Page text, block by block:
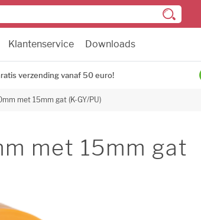
Klantenservice Downloads
verzending vanaf 50 euro!
met 15mm gat (K-GY/PU)
met 15mm gat